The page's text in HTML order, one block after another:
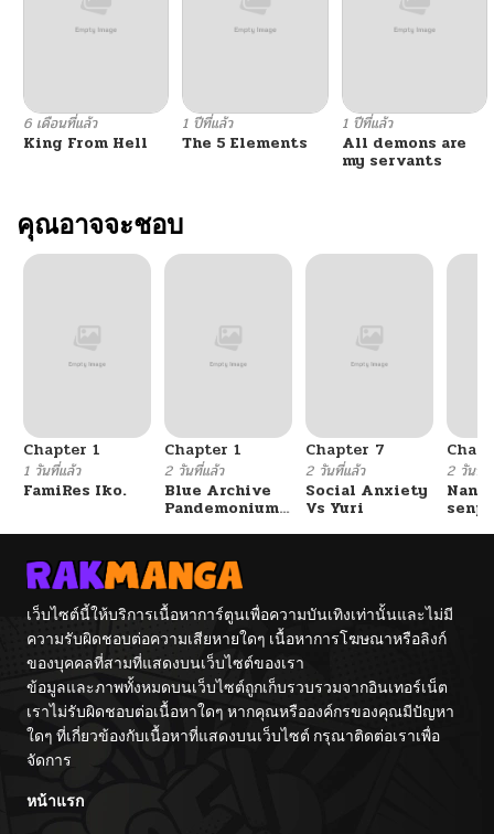
ตอนที่ 29 10/24/2024
ตอนที่ 28
ตอนที่ 27 10/24/2024
ตอนที่ 26
ตอนที่ 22 10/24/2024
10/24/2024
ตอนที่ 20
ตอนที่ 19 10/24/2024
ตอนที่ 18 10/24/2024
ตอนที่ 17
6 เดือนที่แล้ว
King From Hell
1 ปีที่แล้ว
The 5 Elements
1 ปีที่แล้ว
All demons are
my servants
คุณอาจจะชอบ
Chapter 1
1 วันที่แล้ว
FamiRes Iko.
Chapter 1
2 วันที่แล้ว
Blue Archive
Pandemonium
Chapter 7
2 วันที่แล้ว
Social Anxiety
Vs Yuri
2 วันที่แ
เว็บไซต์นี้ให้บริการเนื้อหาการ์ตูนเพื่อความบันเทิงเท่านั้นและไม่มี
ความรับผิดชอบต่อความเสียหายใดๆ เนื้อหาการโฆษณาหรือลิงก์
ของบุคคลที่สามที่แสดงบนเว็บไซต์ของเรา
ข้อมูลและภาพทั้งหมดบนเว็บไซต์ถูกเก็บรวบรวมจากอินเทอร์เน็ต
เราไม่รับผิดชอบต่อเนื้อหาใดๆ หากคุณหรือองค์กรของคุณมีปัญหา
ใดๆ ที่เกี่ยวข้องกับเนื้อหาที่แสดงบนเว็บไซต์ กรุณาติดต่อเราเพื่อ
จัดการ
หน้าแรก